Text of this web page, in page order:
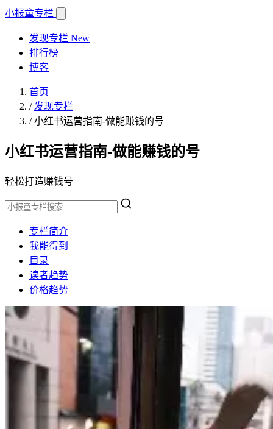
小报童专栏
发现专栏 New
排行榜
博客
首页
/ 发现专栏
/小红书运营指南-做能赚钱的号
小红书运营指南-做能赚钱的号
轻松打造赚钱号
专栏简介
我能得到
目录
读者趋势
价格趋势